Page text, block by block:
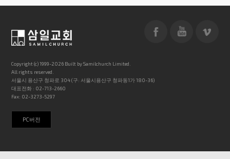
Copyright (c) 1999-2026 Built by Samilchurch Limited.
All rights reserved.
서울시 용산구 청파로 304 (구: 서울시용산구 청파동1가 180-36)
대표전화 : 02-713-2660
Fax: 02-3273-5297
PC버전